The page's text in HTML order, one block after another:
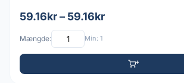
59.16kr – 59.16kr
Mængde: Min: 1